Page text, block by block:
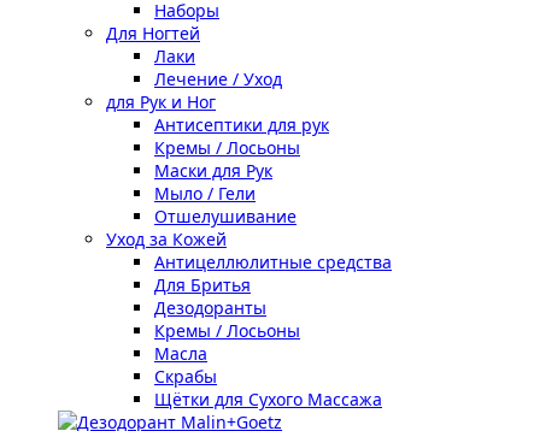
Наборы
Для Ногтей
Лаки
Лечение / Уход
для Рук и Ног
Антисептики для рук
Кремы / Лосьоны
Маски для Рук
Мыло / Гели
Отшелушивание
Уход за Кожей
Антицеллюлитные средства
Для Бритья
Дезодоранты
Кремы / Лосьоны
Масла
Скрабы
Щётки для Сухого Массажа